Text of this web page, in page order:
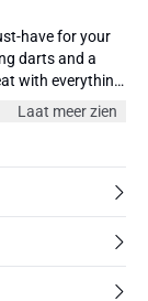
have for your
darts and a
with everything
153 Skirt or
Laat meer zien